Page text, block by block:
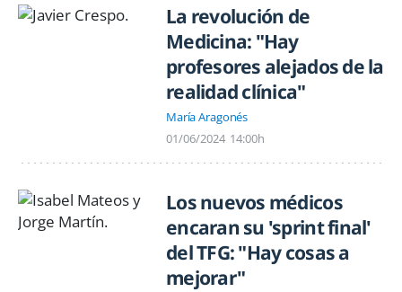
La revolución de
Medicina: "Hay
profesores alejados de la
realidad clínica"
María Aragonés
01/06/2024 14:00h
Los nuevos médicos
encaran su 'sprint final'
del TFG: "Hay cosas a
mejorar"